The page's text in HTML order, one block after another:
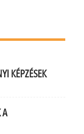
KÉPZÉSEK
A